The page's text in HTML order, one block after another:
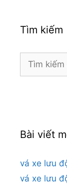
Tìm kiếm
Tìm
Bài viết
vá xe lưu
vá xe lưu